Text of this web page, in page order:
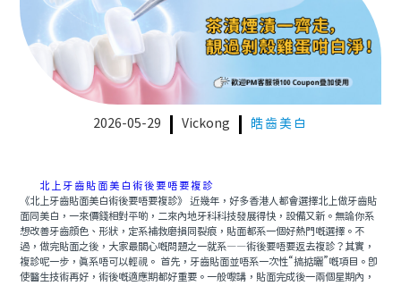
2026-05-29 Vickong 皓齒美白
北上牙齒貼面美白術後要唔要複診
《北上牙齒貼面美白術後要唔要複診》 近幾年，好多香港人都會選擇北上做牙齒貼
面同美白，一來價錢相對平啲，二來內地牙科科技發展得快，設備又新。無論你系
想改善牙齒顔色、形狀，定系補救磨損同裂痕，貼面都系一個好熱門嘅選擇。不
過，做完貼面之後，大家最關心嘅問題之一就系——術後要唔要返去複診？其實，
複診呢一步，真系唔可以輕視。 首先，牙齒貼面並唔系一次性“搞掂曬”嘅項目。即
使醫生技術再好，術後嘅適應期都好重要。一般嚟講，貼面完成後一兩個星期內，